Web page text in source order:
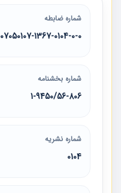
شماره ضابطه
07050107-1367-0104-0-0-FA
شماره بخشنامه
1-9450/56-806
شماره نشریه
0104